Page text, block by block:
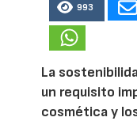
993
La
un requisito
cosmética y